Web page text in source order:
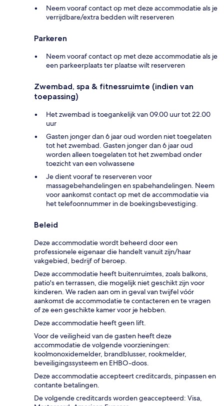
Neem vooraf contact op met deze accommodatie als je
verrijdbare/extra bedden wilt reserveren
Parkeren
Neem vooraf contact op met deze accommodatie als je
een parkeerplaats ter plaatse wilt reserveren
Zwembad, spa & fitnessruimte (indien van
toepassing)
Het zwembad is toegankelijk van 09.00 uur tot 22.00
uur
Gasten jonger dan 6 jaar oud worden niet toegelaten
tot het zwembad. Gasten jonger dan 6 jaar oud
worden alleen toegelaten tot het zwembad onder
toezicht van een volwassene
Je dient vooraf te reserveren voor
massagebehandelingen en spabehandelingen. Neem
voor aankomst contact op met de accommodatie via
het telefoonnummer in de boekingsbevestiging.
Beleid
Deze accommodatie wordt beheerd door een
professionele eigenaar die handelt vanuit zijn/haar
vakgebied, bedrijf of beroep.
Deze accommodatie heeft buitenruimtes, zoals balkons,
patio's en terrassen, die mogelijk niet geschikt zijn voor
kinderen. We raden aan om in geval van twijfel vóór
aankomst de accommodatie te contacteren en te vragen
of ze een geschikte kamer voor je hebben.
Deze accommodatie heeft geen lift.
Voor de veiligheid van de gasten heeft deze
accommodatie de volgende voorzieningen:
koolmonoxidemelder, brandblusser, rookmelder,
beveiligingssysteem en EHBO-doos.
Deze accommodatie accepteert creditcards, pinpassen en
contante betalingen.
De volgende creditcards worden geaccepteerd: Visa,